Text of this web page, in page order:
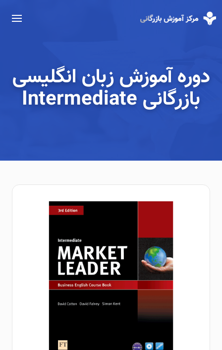
دوره آموزش زبان انگلیسی
بازرگانی Intermediate